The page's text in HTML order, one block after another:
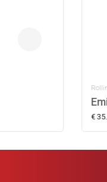
Rolling Code / Códigos Fixos
Emissor